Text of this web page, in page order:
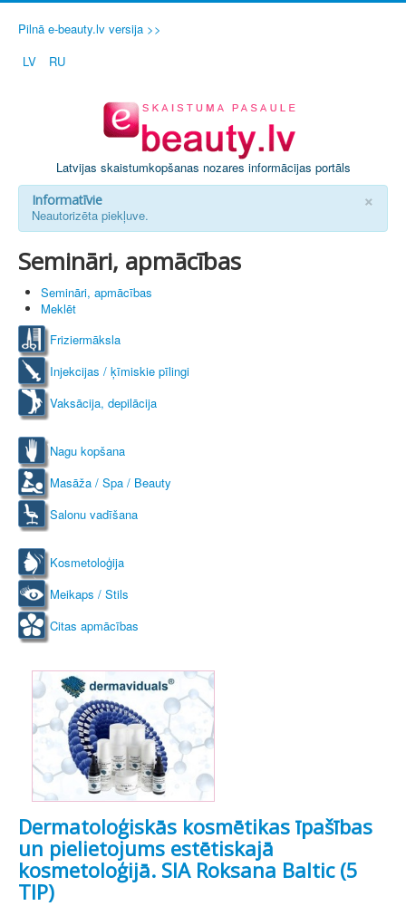
Pilnā e-beauty.lv versija >>
LV
RU
Latvijas skaistumkopšanas nozares informācijas portāls
×
Informatīvie
Neautorizēta piekļuve.
Semināri, apmācības
Semināri, apmācības
Meklēt
Friziermāksla
Injekcijas / ķīmiskie pīlingi
Vaksācija, depilācija
Nagu kopšana
Masāža / Spa / Beauty
Salonu vadīšana
Kosmetoloģija
Meikaps / Stils
Citas apmācības
Dermatoloģiskās kosmētikas īpašības
un pielietojums estētiskajā
kosmetoloģijā. SIA Roksana Baltic (5
TIP)